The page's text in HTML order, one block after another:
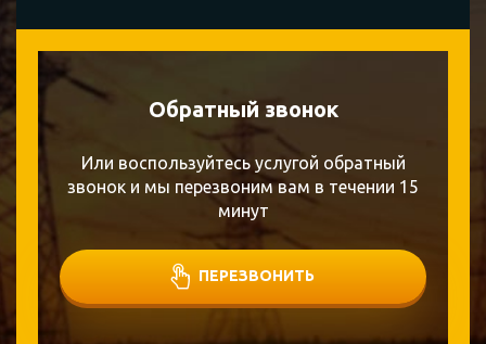
Обратный звонок
Или воспользуйтесь услугой обратный
звонок и мы перезвоним вам в течении 15
минут
ПЕРЕЗВОНИТЬ